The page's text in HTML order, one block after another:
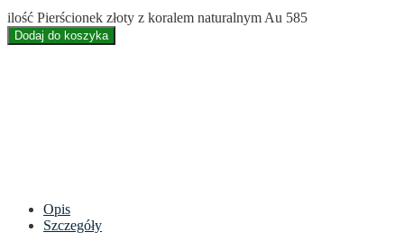
ilość Pierścionek złoty z koralem naturalnym Au 585
Dodaj do koszyka
Opis
Szczegóły